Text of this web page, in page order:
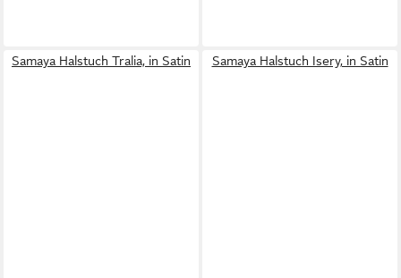
Samaya Halstuch Tralia, in Satin Samaya Halstuch Isery, in Satin